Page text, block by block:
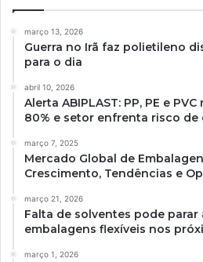
março 13, 2026
Guerra no Irã faz polietileno
para o dia
abril 10, 2026
Alerta ABIPLAST: PP, PE e
80% e setor enfrenta risco
março 7, 2025
Mercado Global de
Crescimento, Tendências e
março 21, 2026
Falta de solventes pode parar
embalagens flexíveis nos
março 1, 2026